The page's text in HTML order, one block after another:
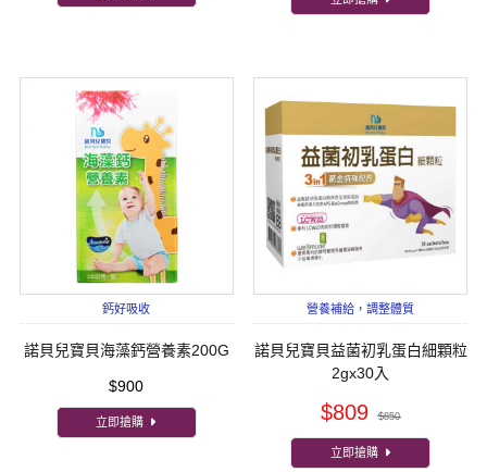
鈣好吸收
諾貝兒寶貝海藻鈣營養素200G
$900
立即搶購
營養補給，調整體質
諾貝兒寶貝益菌初乳蛋白細顆粒
2gx30入
$809 $850
立即搶購